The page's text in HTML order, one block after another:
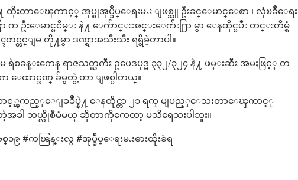
ထိုးတာေၾကာင့္ အုပ္စုအုပ္ခ်ဳပ္ေရးမႉး ျဖစ္သူ ဦးခင္ေမာင္ေစာ ၊ လုံၿခဳံေရး
ဦးေမာင္ၿငိမ္း နဲ႔ ေက်ာင္းအင္းေက်း႐ြာ မွာ ေနထိုင္ၿပီး တင္းတိမ္ရံ
တင္ျမ တို႔မွာ ဒဏ္ရာအသီးသီး ရရွိခဲ့တာပါ။
န္းကေန ရာဇသတ္ႀကီး ဥပေဒပုဒ္မ ၃၃၂/၃၂၄ နဲ႔ ဖမ္းဆီး အမႈဖြင့္ တ
ေထာင္ဒဏ္ ခ်မွတ္ခဲ့တာ ျဖစ္ပါတယ္။
ေစာင့္ၾကည့္ေျခခ်ဳပ္နဲ႔ ေနထိုင္တာ ၂၁ ရက္ မျပည့္ေသးတာေၾကာင့္
႔တဲ့အခါ ဘယ္လိုစီမံမယ္ ဆိုတာကိုကေတာ့ မသိရေသးပါဘူး။
ဗစ္၁၉ #ကၽြန္းလွ #အုပ္ခ်ဳပ္ေရးမႉးဓားထိုးခံရ